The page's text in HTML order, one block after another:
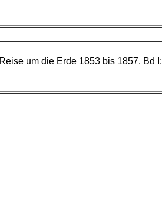
um die Erde 1853 bis 1857. Bd I: